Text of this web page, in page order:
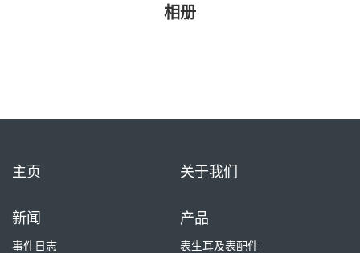
相册
主页 关于我们
新闻
事件日志
产品
表生耳及表配件